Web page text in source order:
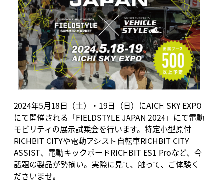
2024年5月18日（土）・19日（日）にAICH SKY EXPO
にて開催される「FIELDSTYLE JAPAN 2024」にて電動
モビリティの展示試乗会を行います。特定小型原付
RICHBIT CITYや電動アシスト自転車RICHBIT CITY
ASSIST、電動キックボードRICHBIT ES1 Proなど、今
話題の製品が勢揃い。実際に見て、触って、ご体験く
ださいませ。